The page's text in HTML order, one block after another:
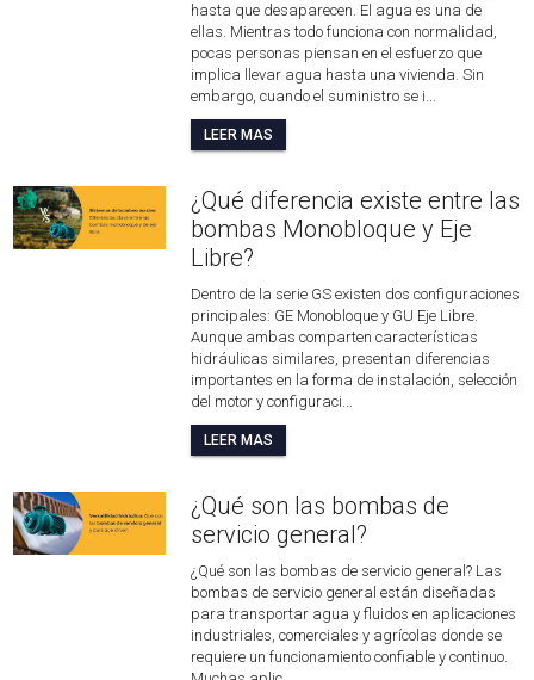
hasta que desaparecen. El agua es una de
ellas. Mientras todo funciona con normalidad,
pocas personas piensan en el esfuerzo que
implica llevar agua hasta una vivienda. Sin
embargo, cuando el suministro se i...
LEER MAS
¿Qué diferencia existe entre las
bombas Monobloque y Eje
Libre?
Dentro de la serie GS existen dos configuraciones
principales: GE Monobloque y GU Eje Libre.
Aunque ambas comparten características
hidráulicas similares, presentan diferencias
importantes en la forma de instalación, selección
del motor y configuraci...
LEER MAS
¿Qué son las bombas de
servicio general?
¿Qué son las bombas de servicio general? Las
bombas de servicio general están diseñadas
para transportar agua y fluidos en aplicaciones
industriales, comerciales y agrícolas donde se
requiere un funcionamiento confiable y continuo.